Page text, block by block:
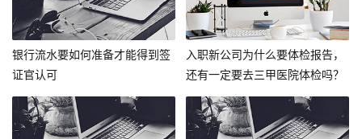
银行流水要如何准备才能得到签
证官认可
入职新公司为什么要体检报告，
还有一定要去三甲医院体检吗？